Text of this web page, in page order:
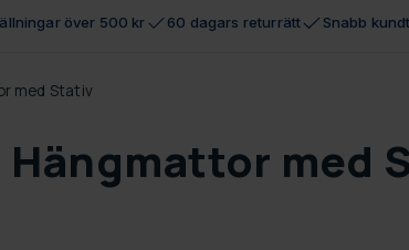
över 500 kr 60 dagars returrätt Snabb
med Stativ
Hängmattor med